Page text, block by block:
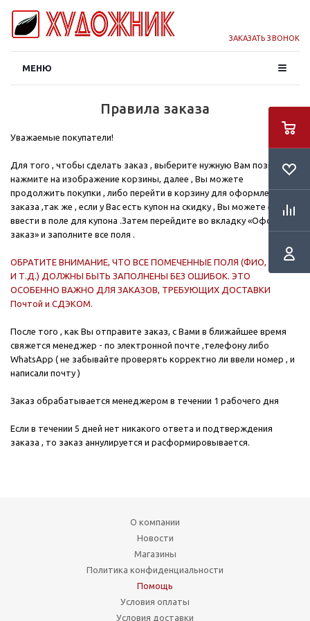
ЗАКАЗАТЬ ЗВОНОК
МЕНЮ
Правила заказа
Уважаемые покупатели!
Для того , чтобы сделать заказ , выберите нужную Вам позицию,
нажмите на изображение корзины, далее , Вы можете
продолжить покупки , либо перейти в корзину для оформления
заказа ,так же , если у Вас есть купон на скидку , Вы можете его
ввести в поле для купона .Затем перейдите во вкладку «Оформить
заказ» и заполните все поля .
ОБРАТИТЕ ВНИМАНИЕ, ЧТО ВСЕ ПОМЕЧЕННЫЕ ПОЛЯ (ФИО, АДРЕС
И Т.Д.) ДОЛЖНЫ БЫТЬ ЗАПОЛНЕНЫ БЕЗ ОШИБОК. ЭТО
ОСОБЕННО ВАЖНО ДЛЯ ЗАКАЗОВ, ТРЕБУЮЩИХ ДОСТАВКИ
Почтой и СДЭКОМ.
После того , как Вы отправите заказ, с Вами в ближайшее время
свяжется менеджер - по электронной почте ,телефону либо
WhatsApp ( не забывайте проверять корректно ли ввели номер , и
написали почту )
Заказ обрабатывается менеджером в течении 1 рабочего дня
Если в течении 5 дней нет никакого ответа и подтверждения
заказа , то заказ аннулируется и расформировывается.
О компании
Новости
Магазины
Политика конфиденциальности
Помощь
Условия оплаты
Условия доставки